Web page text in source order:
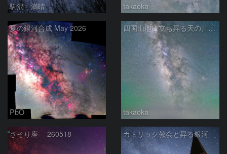
駒沢 満晴 takaoka
夏の銀河合成 May 2026
PbO
四国山地に立ち昇る天の川銀河（２４ｍｍタテ）
takaoka
さそり座 260518 カトリック教会と昇る銀河